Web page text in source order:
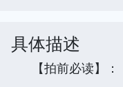
具体描述
【拍前必读】：